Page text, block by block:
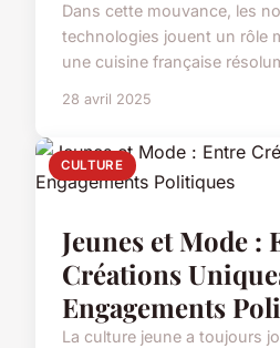
Dans cette mouvance, les
technologies jouent un rôle
une cuisine française
28 avril 2025
CULTURE
Jeunes et Mode :
Créations
Engagements
La culture jeune a toujours